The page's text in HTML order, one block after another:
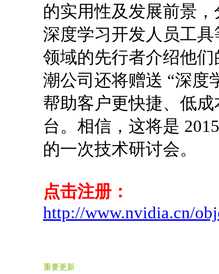
的实用性及发展前景
深度学习开发人员工
领域的先行者介绍他
潮公司还将赠送 “深度
帮助客户更快捷、低
台。相信，这将是
的一次技术研讨会。
点击注册：
http://www.nvidia.cn/
重要更新